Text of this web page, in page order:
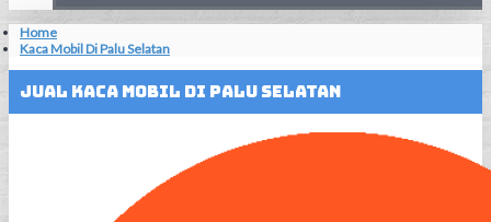
Home
Kaca Mobil Di Palu Selatan
Jual Kaca Mobil Di Palu Selatan